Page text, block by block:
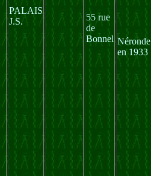
PALAIS
J.S.
55 rue
de
Bonnel Néronde
en 1933